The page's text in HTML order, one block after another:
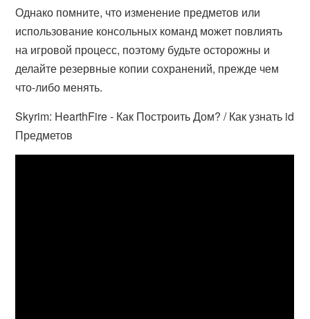
Однако помните, что изменение предметов или
использование консольных команд может повлиять
на игровой процесс, поэтому будьте осторожны и
делайте резервные копии сохранений, прежде чем
что-либо менять.
Skyrim: HearthFire - Как Построить Дом? / Как узнать id
Предметов